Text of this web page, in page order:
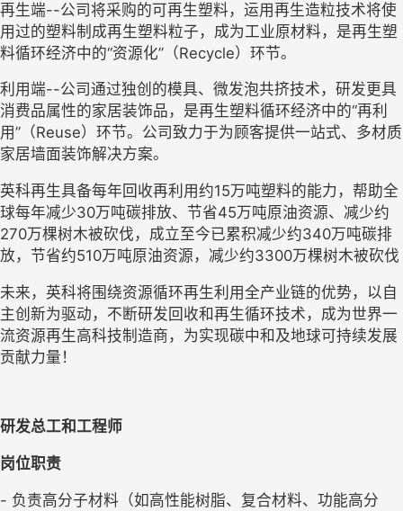
再生端--公司将采购的可再生塑料，运用再生造粒技术将使
用过的塑料制成再生塑料粒子，成为工业原材料，是再生塑
料循环经济中的“资源化”（Recycle）环节。
利用端--公司通过独创的模具、微发泡共挤技术，研发更具
消费品属性的家居装饰品，是再生塑料循环经济中的“再利
用”（Reuse）环节。公司致力于为顾客提供一站式、多材质
家居墙面装饰解决方案。
英科再生具备每年回收再利用约15万吨塑料的能力，帮助全
球每年减少30万吨碳排放、节省45万吨原油资源、减少约
270万棵树木被砍伐，成立至今已累积减少约340万吨碳排
放，节省约510万吨原油资源，减少约3300万棵树木被砍伐
未来，英科将围绕资源循环再生利用全产业链的优势，以自
主创新为驱动，不断研发回收和再生循环技术，成为世界一
流资源再生高科技制造商，为实现碳中和及地球可持续发展
贡献力量！
研发总工和工程师
岗位职责
- 负责高分子材料（如高性能树脂、复合材料、功能高分